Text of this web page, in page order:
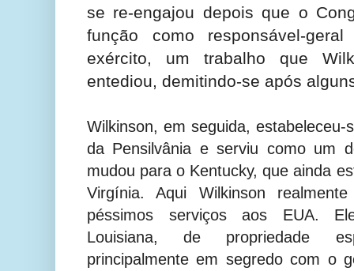
se re-engajou depois que o
função como responsável-
exército, um trabalho que
entediou, demitindo-se após
Wilkinson, em seguida,
da Pensilvânia e serviu como um
mudou para o Kentucky, que ainda
Virgínia. Aqui Wilkinson
péssimos serviços aos EUA.
Louisiana, de propriedade
principalmente em segredo com o